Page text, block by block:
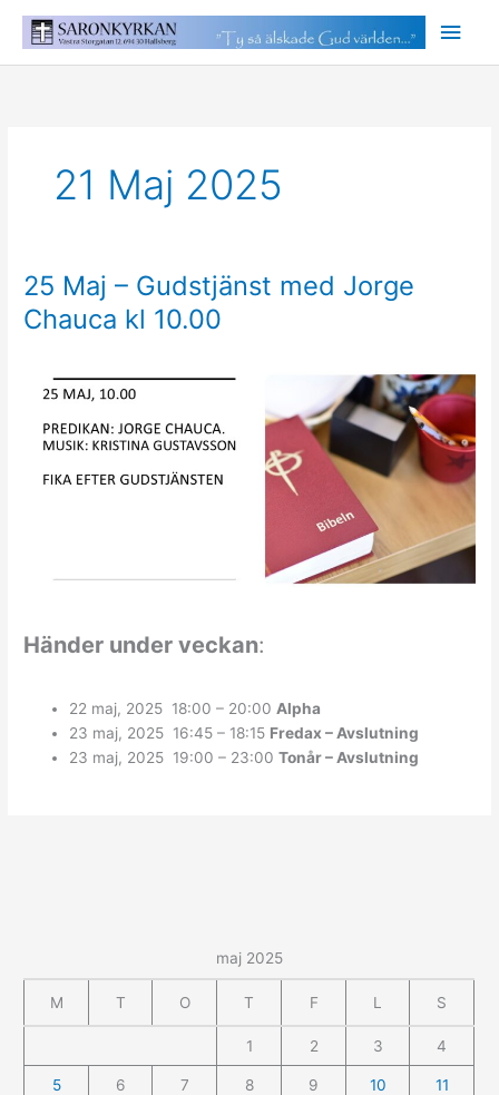
21 Maj 2025
25 Maj – Gudstjänst med Jorge
Chauca kl 10.00
Händer under veckan:
22 maj, 2025 18:00 – 20:00Alpha
23 maj, 2025 16:45 – 18:15 Fredax – Avslutning
23 maj, 2025 19:00 – 23:00Tonår – Avslutning
maj 2025
M T O T F L S
1 2 3 4
5 6 7 8 9 10 11